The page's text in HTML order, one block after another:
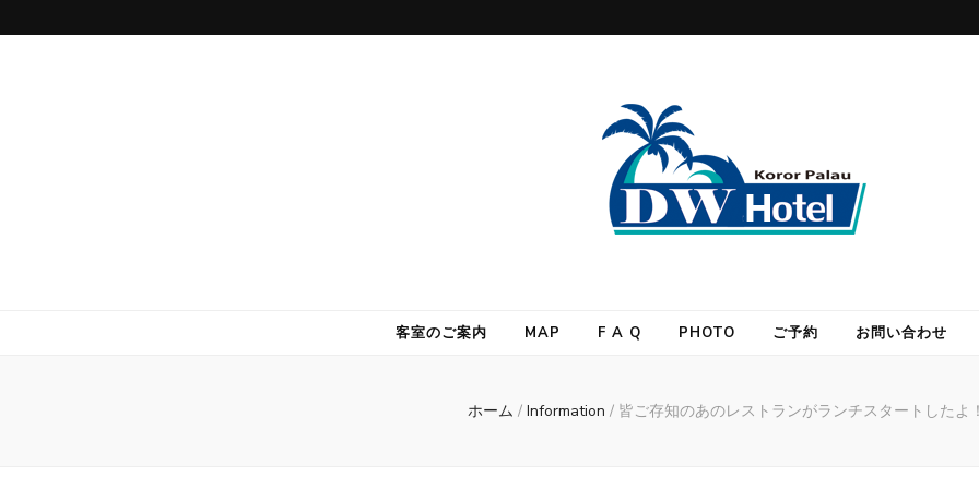
客室のご案内 MAP F A Q PHOTO ご予約 お問い合わせ
ホーム / Information / 皆ご存知のあのレストランがランチスタートしたよ